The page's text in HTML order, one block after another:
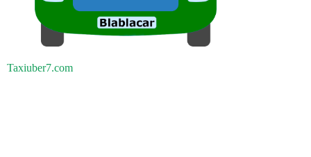
Taxiuber7.com